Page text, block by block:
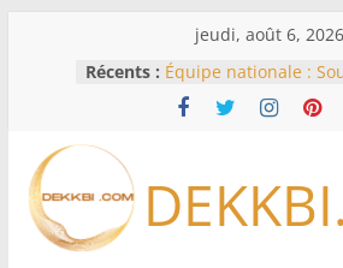
jeudi, août 6, 2026
Récents : Équipe nationale :
Diallo devrait assurer
Lions en septembre
Serigne Mountakha,
Dieu